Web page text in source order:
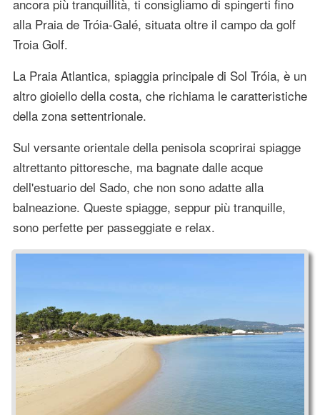
ancora più tranquillità, ti consigliamo di spingerti fino
alla Praia de Tróia-Galé, situata oltre il campo da golf
Troia Golf.
La Praia Atlantica, spiaggia principale di Sol Tróia, è un
altro gioiello della costa, che richiama le caratteristiche
della zona settentrionale.
Sul versante orientale della penisola scoprirai spiagge
altrettanto pittoresche, ma bagnate dalle acque
dell'estuario del Sado, che non sono adatte alla
balneazione. Queste spiagge, seppur più tranquille,
sono perfette per passeggiate e relax.